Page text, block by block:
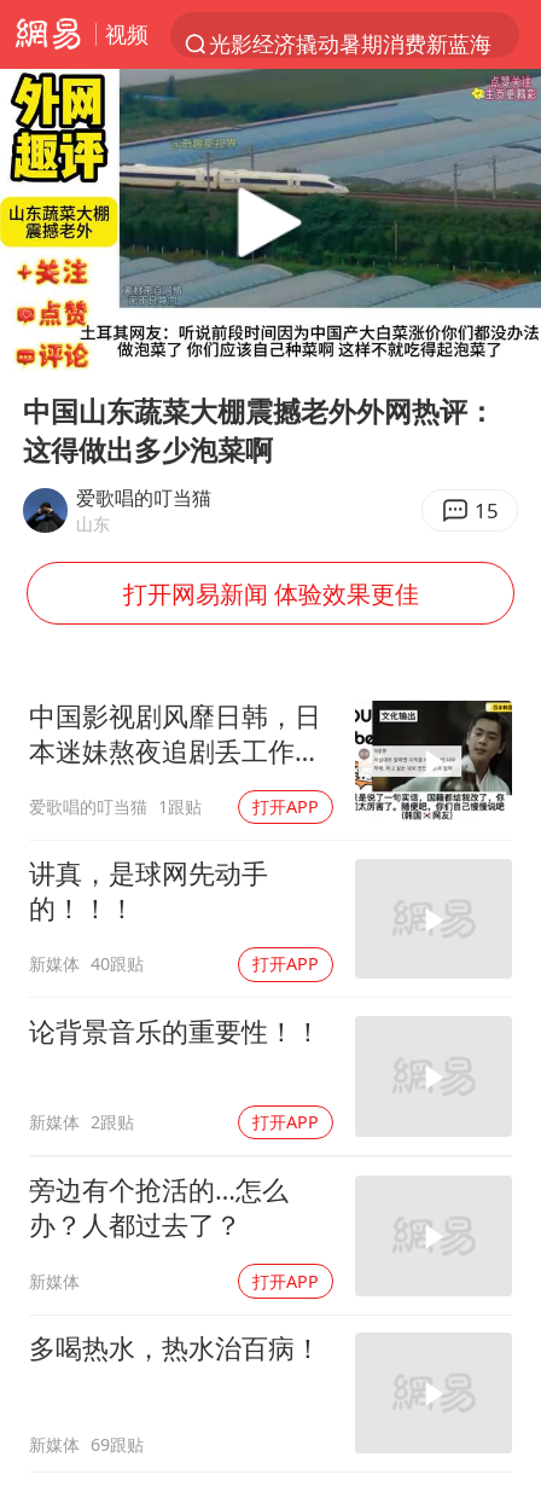
视频
光影经济撬动暑期消费新蓝海
马克·艾伦退出斯诺克中国公开赛
上四休三，但降薪1000元，你接受吗？
WTT瑞典大满贯女单签表出炉
情侣平潭拍日出坠崖1死1伤
36岁男演员成景区NPC后人气爆棚
全民健身事业高质量发展
老挝国会主席赛宋蓬逝世
茅台部分直营店飞天茅台提价
白海豚将正面袭击贯穿浙江
黄金牛市回来了吗
杭州全市有序停课
乐享全民健身 共筑健康中国
Play
00:00 02:43
中国山东蔬菜大棚震撼老外外网热评：
这得做出多少泡菜啊
爱歌唱的叮当猫
山东 15
打开网易新闻 体验效果更佳
中国影视剧风靡日韩，日
本迷妹熬夜追剧丢工作，
爱歌唱的叮当猫 1跟贴 打开APP
讲真，是球网先动手
的！！！
新媒体 40跟贴 打开APP
论背景音乐的重要性！！
新媒体 2跟贴 打开APP
旁边有个抢活的…怎么
办？人都过去了？
新媒体 打开APP
多喝热水，热水治百病！
新媒体 69跟贴